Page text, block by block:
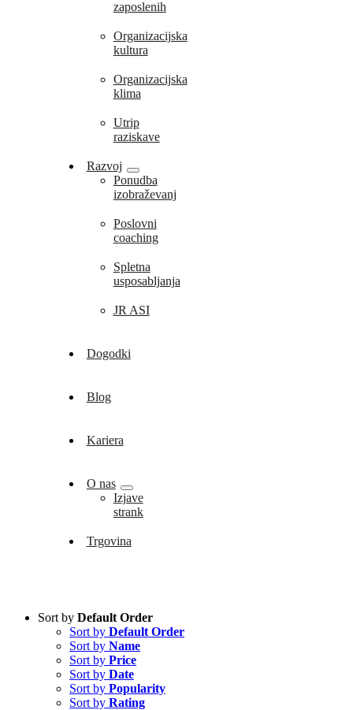
zaposlenih
Organizacijska
kultura
Organizacijska
klima
Utrip
raziskave
Razvoj
Ponudba
izobraževanj
Poslovni
coaching
Spletna
usposabljanja
JR ASI
Dogodki
Blog
Kariera
O nas
Izjave
strank
Trgovina
Sort by Default Order
Sort by Default Order
Sort by Name
Sort by Price
Sort by Date
Sort by Popularity
Sort by Rating